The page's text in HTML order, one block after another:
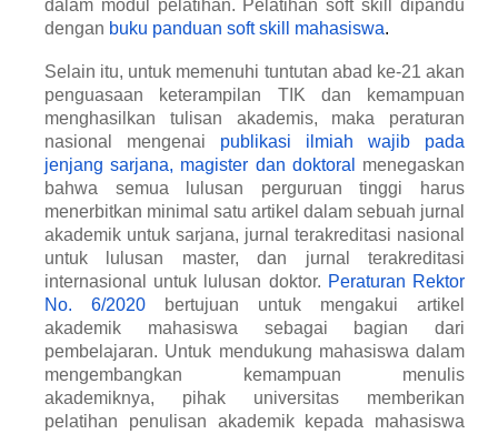
dalam modul pelatihan. Pelatihan soft skill dipandu
dengan buku panduan soft skill mahasiswa.
Selain itu, untuk memenuhi tuntutan abad ke-21 akan
penguasaan keterampilan TIK dan kemampuan
menghasilkan tulisan akademis, maka peraturan
nasional mengenai publikasi ilmiah wajib pada
jenjang sarjana, magister dan doktoral
menegaskan
bahwa semua lulusan perguruan tinggi harus
menerbitkan minimal satu artikel dalam sebuah jurnal
akademik untuk sarjana, jurnal terakreditasi nasional
untuk lulusan master, dan jurnal terakreditasi
internasional untuk lulusan doktor. Peraturan Rektor
No. 6/2020 bertujuan untuk mengakui artikel
akademik mahasiswa sebagai bagian dari
pembelajaran. Untuk mendukung mahasiswa dalam
mengembangkan kemampuan menulis
akademiknya, pihak universitas memberikan
pelatihan penulisan akademik kepada mahasiswa